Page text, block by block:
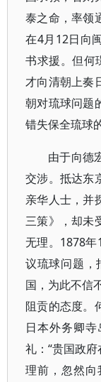
泰之命，率领
在4月12日向
书求援。但何
才向清朝上奏
朝对琉球问题
错失保全琉球
由于向德
交涉。抵达东
亲华人士，并
三策》，却未
无理。1878
议琉球问题，
国，为此不信
阻贡的态度。
日本外务卿
礼：“贵国政
理前，忽然